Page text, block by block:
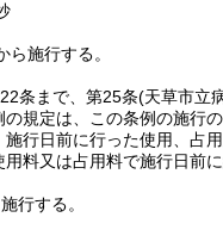
施行する。
条まで、第25条(天草市立
規定は、この条例の施行
行日前に行った使用、占
料又は占用料で施行日前
行する。